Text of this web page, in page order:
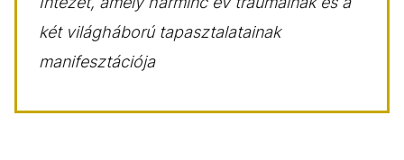
két világháború tapasztalatainak
manifesztációja